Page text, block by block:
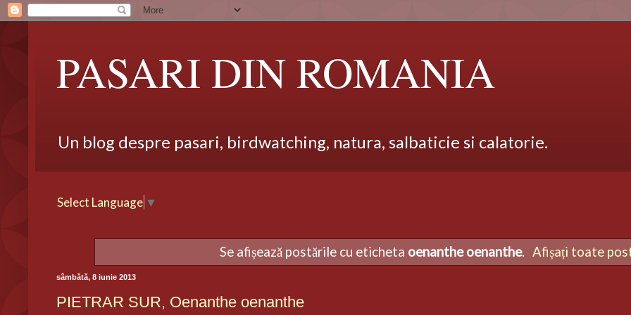
PASARI DIN ROMANIA
Un blog despre pasari, birdwatching, natura, salbaticie si calatorie.
Select Language ▼
Se afișează postările cu eticheta oenanthe oenanthe. Afișați toate
sâmbătă, 8 iunie 2013
PIETRAR SUR, Oenanthe oenanthe